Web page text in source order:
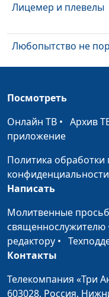
Лицемер и плевелы
Любопытство не
Исцеление! Надежда
для всех!
Акцент на каждой
мелочи
Что нужно для
спасения?
Почему у нас так
проблем? Где Бог?
Посмотреть
Онлайн ТВ • Архив
приложение
Политика
конфиденциальности
Написать
Молитвенные
священнослужителю
редактору •
Контакты
Телекомпания «Три
603028, Россия,